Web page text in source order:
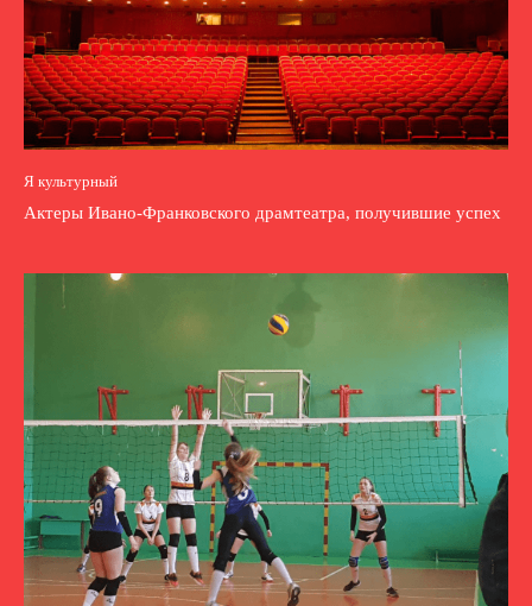
Я культурный
Актеры Ивано-Франковского драмтеатра, получившие успех